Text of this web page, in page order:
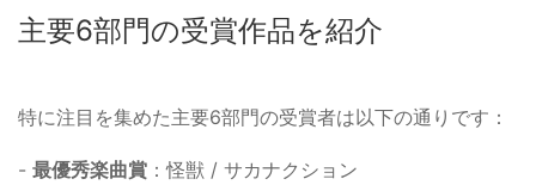
主要6部門の受賞作品を紹介
特に注目を集めた主要6部門の受賞者は以下の通りです：
- 最優秀楽曲賞 ：怪獣 / サカナクション